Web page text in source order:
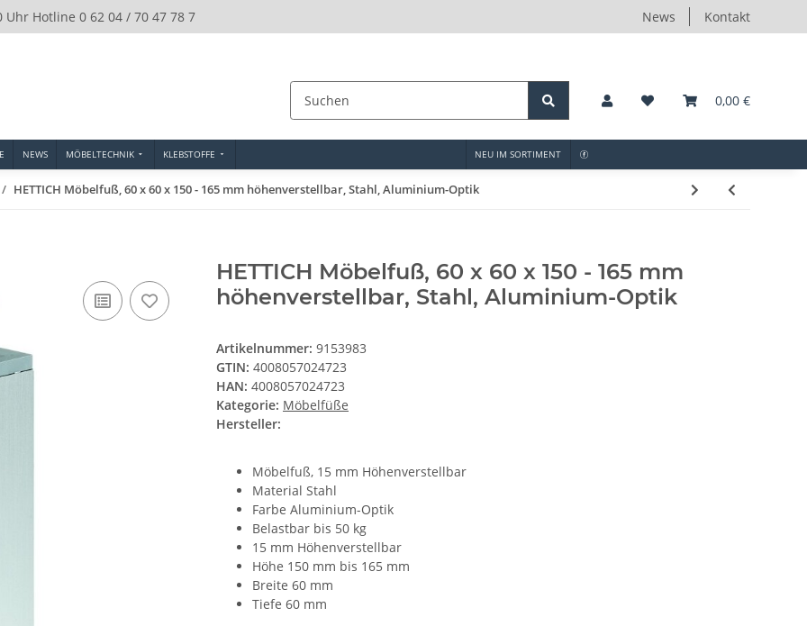
Hotline 0 62 04 / 70 47 78 7 News Kontakt
0,00 €
NEWS MÖBELTECHNIK KLEBSTOFFE NEU IM SORTIMENT
HETTICH Möbelfuß, 60 x 60 x 150 - 165 mm höhenverstellbar, Stahl, Aluminium-Optik
HETTICH Möbelfuß, 60 x 60 x 150 - 165 mm
höhenverstellbar, Stahl, Aluminium-Optik
Artikelnummer: 9153983
GTIN: 4008057024723
HAN: 4008057024723
Kategorie: Möbelfüße
Hersteller:
Möbelfuß, 15 mm Höhenverstellbar
Material Stahl
Farbe Aluminium-Optik
Belastbar bis 50 kg
15 mm Höhenverstellbar
Höhe 150 mm bis 165 mm
Breite 60 mm
Tiefe 60 mm